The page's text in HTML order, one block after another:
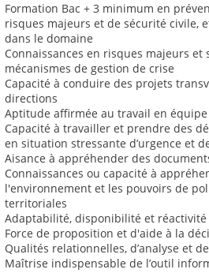
Formation Bac + 3 minimum en
risques majeurs et de sécurité civile,
dans le domaine
Connaissances en risques majeurs et
mécanismes de gestion de crise
Capacité à conduire des projets
directions
Aptitude affirmée au travail en
Capacité à travailler et prendre des
en situation stressante d’urgence et
Aisance à appréhender des
Connaissances ou capacité à
l'environnement et les pouvoirs de
territoriales
Adaptabilité, disponibilité et réactivité
Force de proposition et d'aide à la
Qualités relationnelles, d’analyse et
Maîtrise indispensable de l’outil